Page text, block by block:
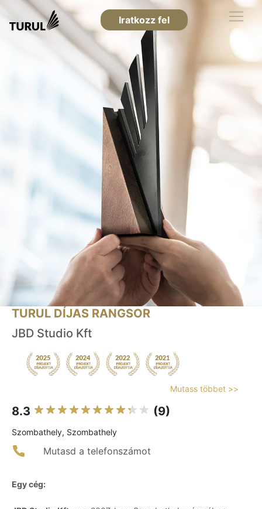
Iratkozz fel
TURUL DÍJAS RANGSOR
JBD Studio Kft
Mutass többet >>
8.3 (9)
Szombathely, Szombathely
Mutasd a telefonszámot
Egy cég: